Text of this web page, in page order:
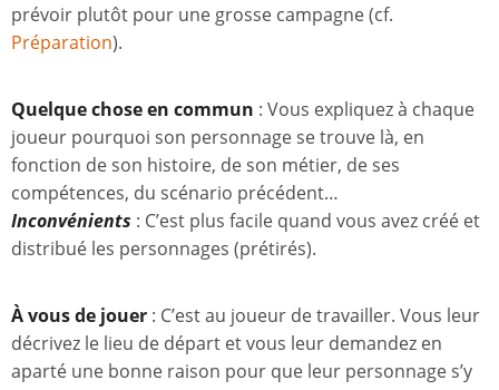
prévoir plutôt pour une grosse campagne (cf.
Préparation).
Quelque chose en commun : Vous expliquez à chaque
joueur pourquoi son personnage se trouve là, en
fonction de son histoire, de son métier, de ses
compétences, du scénario précédent…
Inconvénients : C’est plus facile quand vous avez créé et
distribué les personnages (prétirés).
À vous de jouer : C’est au joueur de travailler. Vous leur
décrivez le lieu de départ et vous leur demandez en
aparté une bonne raison pour que leur personnage s’y